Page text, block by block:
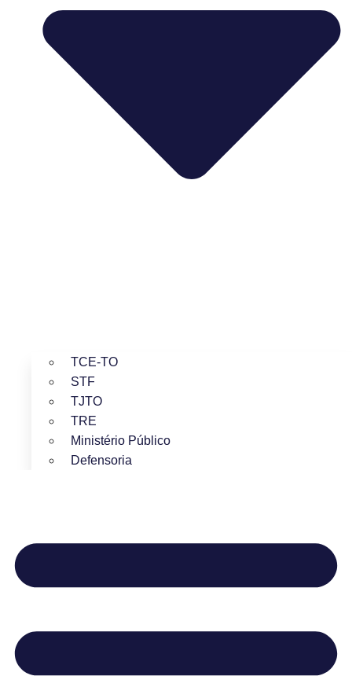
TCE-TO
STF
TJTO
TRE
Ministério Público
Defensoria